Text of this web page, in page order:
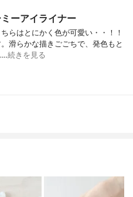
ーアイライナー
らはとにかく色が可愛い・・！！
滑らかな描きごごちで、発色もと
…続きを見る